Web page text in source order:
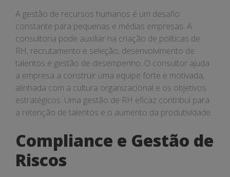
A gestão de recursos humanos é um desafio
constante para pequenas e médias empresas. A
consultoria pode auxiliar na criação de políticas de
RH, recrutamento e seleção, desenvolvimento de
talentos e gestão de desempenho. O consultor ajuda
a empresa a construir uma equipe forte e motivada,
alinhada com a cultura organizacional e os objetivos
estratégicos. Uma gestão de RH eficaz contribui para
a retenção de talentos e o aumento da produtividade.
Compliance e Gestão de
Riscos